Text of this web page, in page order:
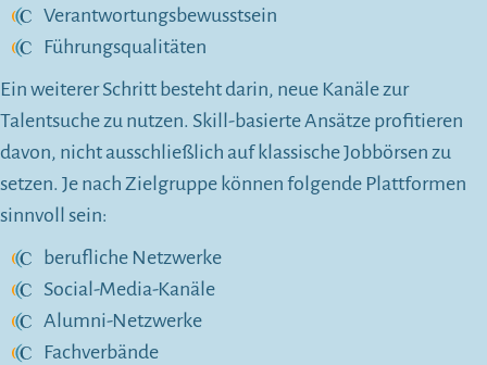
Verantwortungsbewusstsein
Führungsqualitäten
Ein weiterer Schritt besteht darin, neue Kanäle zur
Talentsuche zu nutzen. Skill-basierte Ansätze profitieren
davon, nicht ausschließlich auf klassische Jobbörsen zu
setzen. Je nach Zielgruppe können folgende Plattformen
sinnvoll sein:
berufliche Netzwerke
Social-Media-Kanäle
Alumni-Netzwerke
Fachverbände